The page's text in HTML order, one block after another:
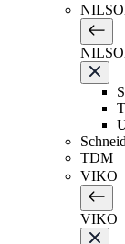
TDM
VIKO
VIKO